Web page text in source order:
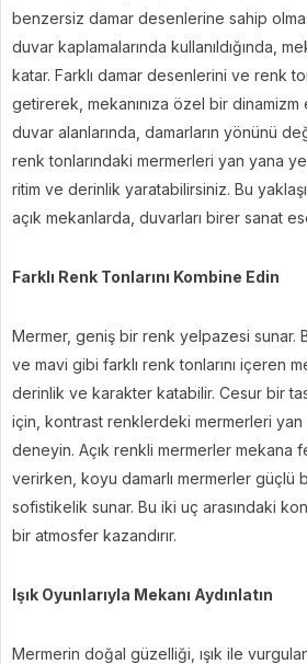
benzersiz damar desenlerine sahip
duvar kaplamalarında kullanıldığında,
katar. Farklı damar desenlerini ve renk
getirerek, mekanınıza özel bir
duvar alanlarında, damarların yönünü
renk tonlarındaki mermerleri yan yana
ritim ve derinlik yaratabilirsiniz. Bu
açık mekanlarda, duvarları birer sanat
Farklı Renk Tonlarını Kombine Edin
Mermer, geniş bir renk yelpazesi sunar.
ve mavi gibi farklı renk tonlarını içeren
derinlik ve karakter katabilir. Cesur bir
için, kontrast renklerdeki mermerleri yan
deneyin. Açık renkli mermerler mekana
verirken, koyu damarlı mermerler güçlü
sofistikelik sunar. Bu iki uç arasındaki
bir atmosfer kazandırır.
Işık Oyunlarıyla Mekanı Aydınlatın
Mermerin doğal güzelliği, ışık ile